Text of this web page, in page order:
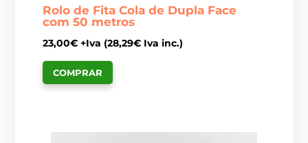
Rolo de Fita Cola de Dupla Face
com 50 metros
23,00€ +Iva (28,29€ Iva inc.)
COMPRAR